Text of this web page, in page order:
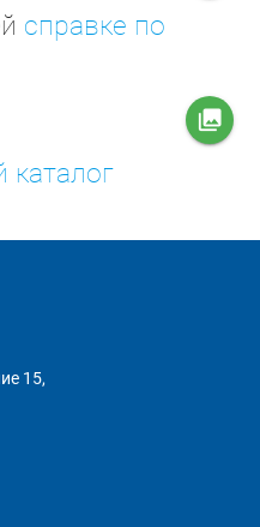
справке по
collections
каталог
15,